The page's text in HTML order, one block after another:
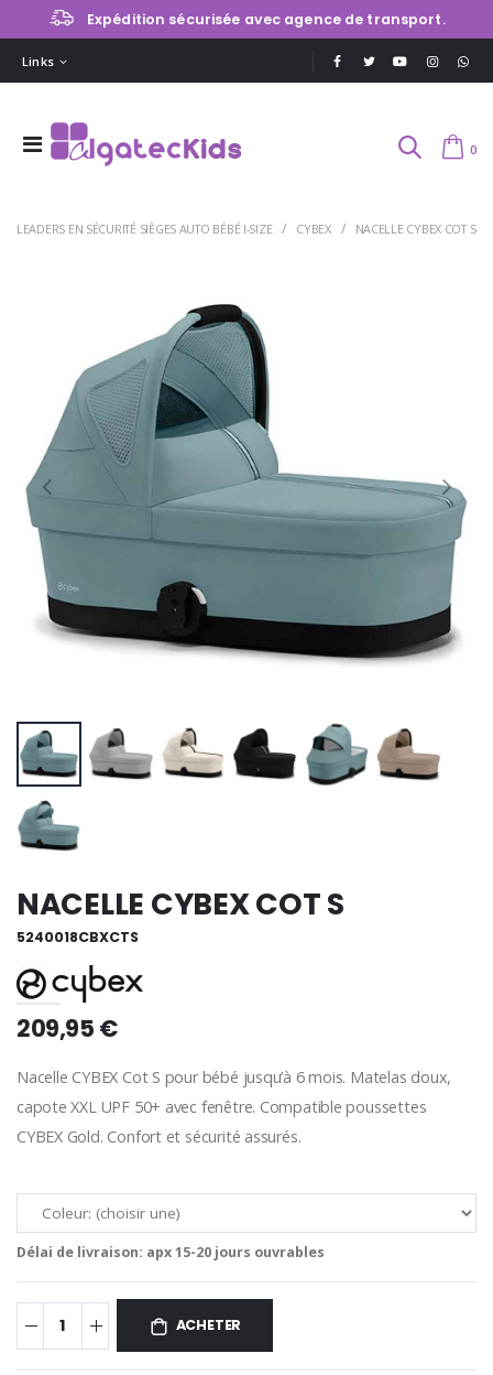
Expédition sécurisée avec agence de transport.
Links
0
LEADERS EN SÉCURITÉ SIÈGES AUTO BÉBÉ I-SIZE CYBEX NACELLE CYBEX COT S
NACELLE CYBEX COT S
5240018CBXCTS
209,95 €
Nacelle CYBEX Cot S pour bébé jusqu’à 6 mois. Matelas doux,
capote XXL UPF 50+ avec fenêtre. Compatible poussettes
CYBEX Gold. Confort et sécurité assurés.
Délai de livraison: apx 15-20 jours ouvrables
ACHETER